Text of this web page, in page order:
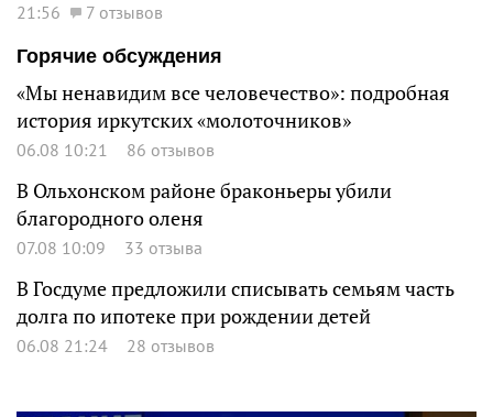
21:56
7 отзывов
Горячие обсуждения
«Мы ненавидим все человечество»: подробная
история иркутских «молоточников»
06.08 10:21 86 отзывов
В Ольхонском районе браконьеры убили
благородного оленя
07.08 10:09 33 отзыва
В Госдуме предложили списывать семьям часть
долга по ипотеке при рождении детей
06.08 21:24 28 отзывов